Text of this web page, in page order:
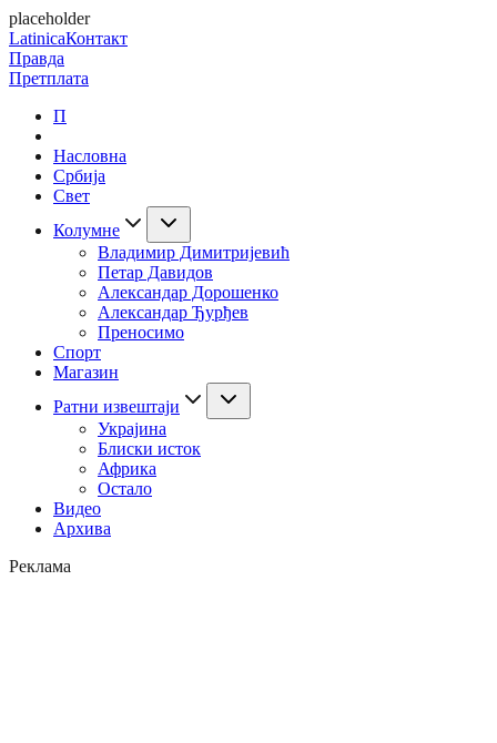
placeholder
LatinicaКонтакт
Правда
Претплата
П
Насловна
Србија
Свет
Колумне
Владимир Димитријевић
Петар Давидов
Александар Дорошенко
Александар Ђурђев
Преносимо
Спорт
Магазин
Ратни извештаји
Украјина
Блиски исток
Африка
Остало
Видео
Архива
Реклама